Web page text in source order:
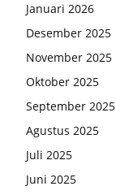
Januari 2026
Desember 2025
November 2025
Oktober 2025
September 2025
Agustus 2025
Juli 2025
Juni 2025